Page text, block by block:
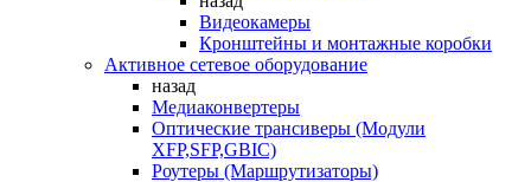
Видеокамеры
Кронштейны и монтажные коробки
Активное сетевое оборудование
назад
Медиаконвертеры
Оптические трансиверы (Модули
XFP,SFP,GBIC)
Роутеры (Маршрутизаторы)